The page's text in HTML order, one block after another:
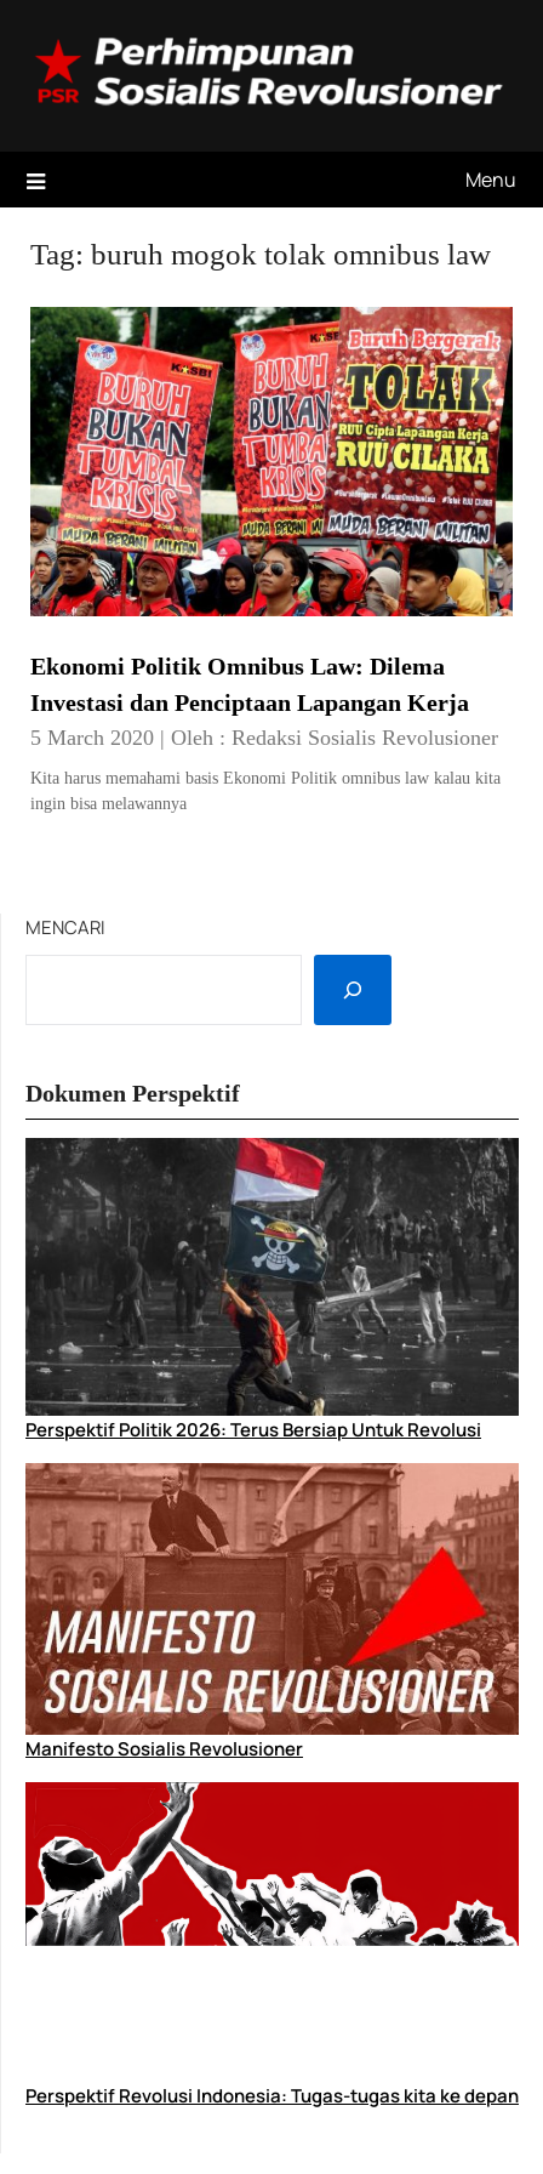
content
Menu
Tag: buruh mogok tolak omnibus law
Ekonomi Politik Omnibus Law: Dilema
Investasi dan Penciptaan Lapangan Kerja
5 March 2020 | Oleh : Redaksi Sosialis Revolusioner
Kita harus memahami basis Ekonomi Politik omnibus law kalau kita
ingin bisa melawannya
MENCARI
Dokumen Perspektif
Perspektif Politik 2026: Terus Bersiap Untuk Revolusi
Manifesto Sosialis Revolusioner
Perspektif Revolusi Indonesia: Tugas-tugas kita ke depan